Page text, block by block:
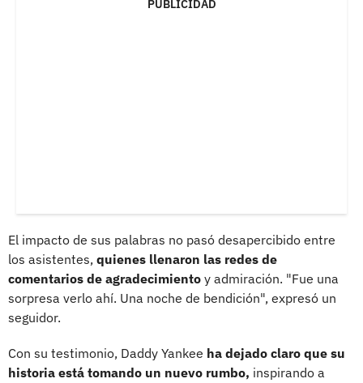
PUBLICIDAD
El impacto de sus palabras no pasó desapercibido entre
los asistentes, quienes llenaron las redes de
comentarios de agradecimiento y admiración. "Fue una
sorpresa verlo ahí. Una noche de bendición", expresó un
seguidor.
Con su testimonio, Daddy Yankee ha dejado claro que su
historia está tomando un nuevo rumbo, inspirando a